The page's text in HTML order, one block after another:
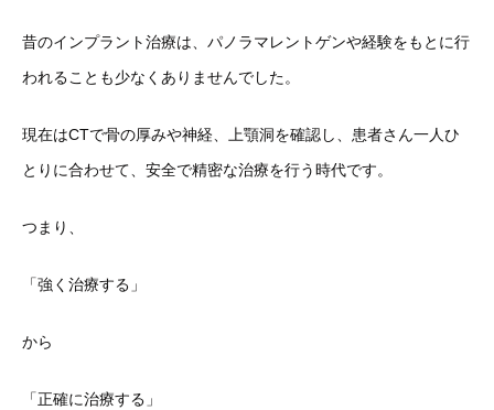
昔のインプラント治療は、 パノラマレントゲンや経験をもとに行
われることも少なくありませんでした。
現在はCTで骨の厚みや神経、上顎洞を確認し、 患者さん一人ひ
とりに合わせて、 安全で精密な治療を行う時代です。
つまり、
「強く治療する」
から
「正確に治療する」